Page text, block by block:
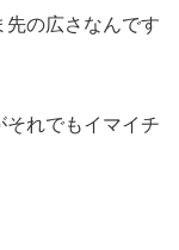
先の広さなんです
れでもイマイチ